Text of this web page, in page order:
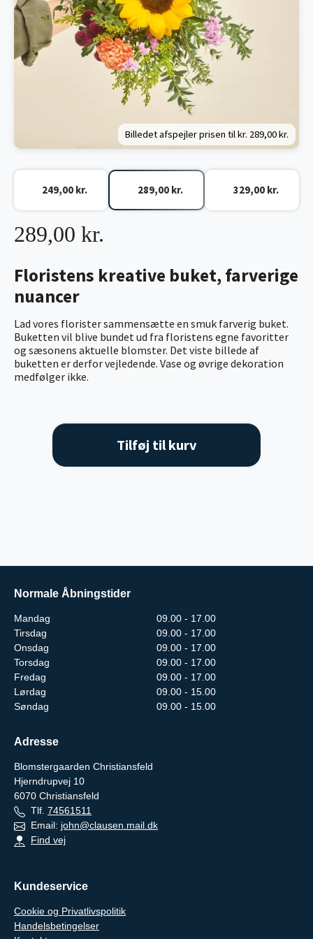
Billedet afspejler prisen til kr. 289,00 kr.
Floristens kreative buket, farverige
nuancer
Lad vores florister sammensætte en smuk farverig buket.
Buketten vil blive bundet ud fra floristens egne favoritter
og sæsonens aktuelle blomster. Det viste billede af
buketten er derfor vejledende. Vase og øvrige dekoration
medfølger ikke.
289,00 kr.
249,00 kr. 289,00 kr. 329,00 kr.
Tilføj til kurv
Normale Åbningstider
Mandag
09.00 - 17.00
Tirsdag
09.00 - 17.00
Onsdag
09.00 - 17.00
Torsdag
09.00 - 17.00
Fredag
09.00 - 17.00
Lørdag
09.00 - 15.00
Søndag
09.00 - 15.00
Adresse
Blomstergaarden Christiansfeld
Hjerndrupvej 10
6070 Christiansfeld
Tlf. 74561511
Email: john@clausen.mail.dk
Find vej
Kundeservice
Cookie og Privatlivspolitik
Handelsbetingelser